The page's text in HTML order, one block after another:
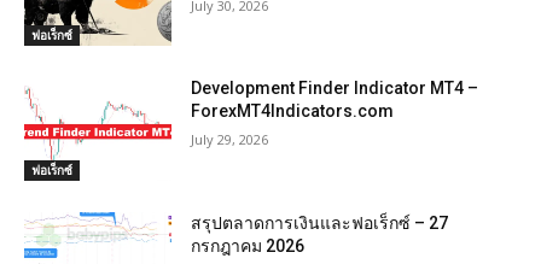
ฟอเร็กซ์
July 30, 2026
ฟอเร็กซ์
Development Finder Indicator MT4 –
ForexMT4Indicators.com
July 29, 2026
สรุปตลาดการเงินและฟอเร็กซ์ – 27
กรกฎาคม 2026